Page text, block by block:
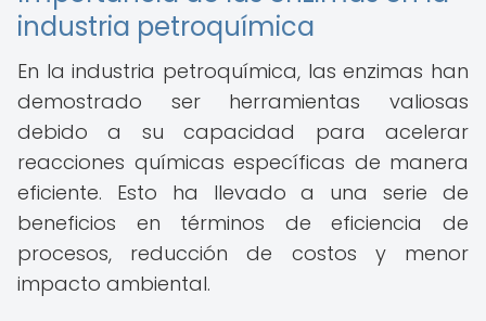
industria petroquímica
En la industria petroquímica, las enzimas han
demostrado ser herramientas valiosas
debido a su capacidad para acelerar
reacciones químicas específicas de manera
eficiente. Esto ha llevado a una serie de
beneficios en términos de eficiencia de
procesos, reducción de costos y menor
impacto ambiental.